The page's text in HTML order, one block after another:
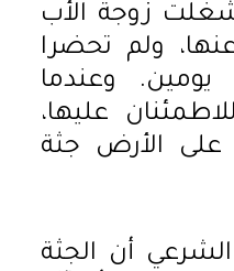
زوجة الأب
ولم تحضرا
وعندما
عليها،
على الأرض جثة
أن الجثة